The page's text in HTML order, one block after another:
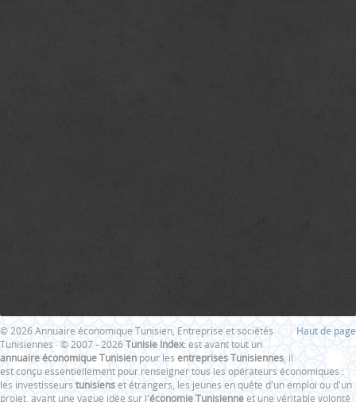
Haut de page
© 2026 Annuaire économique Tunisien, Entreprise et sociétés
Tunisiennes · © 2007 - 2026Tunisie Index: est avant tout un
annuaire économique Tunisien pour les entreprises Tunisiennes , il
est conçu essentiellement pour renseigner tous les opérateurs économiques :
les investisseurs tunisienset étrangers, les jeunes en quête d'un emploi ou d'un
projet, ayant une vague idée sur l'économie Tunisienneet une véritable volonté